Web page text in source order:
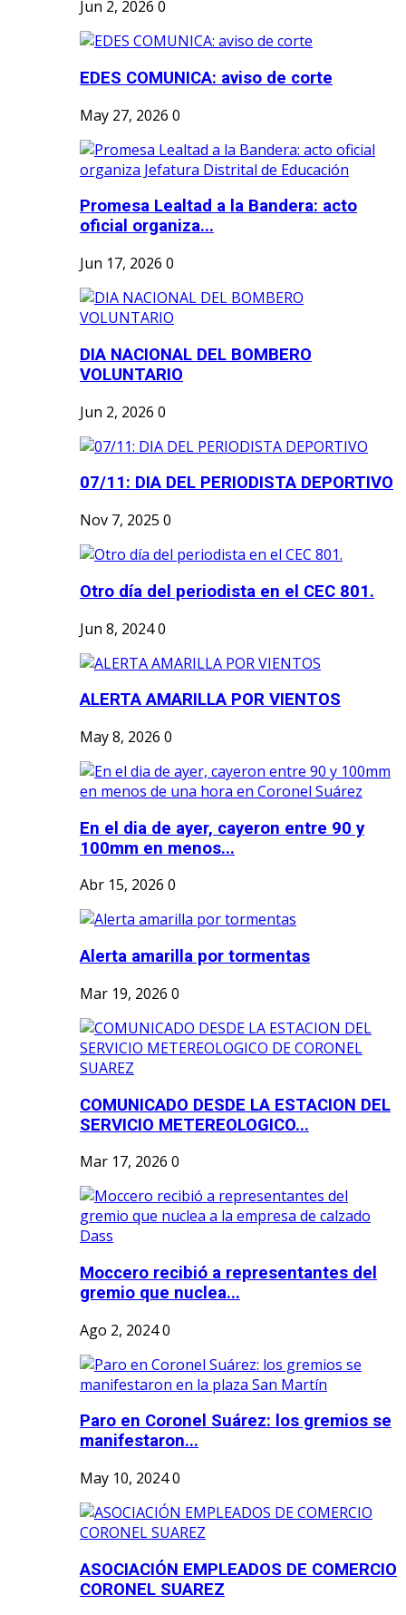
Jun 2, 2026 0
EDES COMUNICA: aviso de corte
May 27, 2026 0
Promesa Lealtad a la Bandera: acto
oficial organiza...
Jun 17, 2026 0
DIA NACIONAL DEL BOMBERO
VOLUNTARIO
Jun 2, 2026 0
07/11: DIA DEL PERIODISTA DEPORTIVO
Nov 7, 2025 0
Otro día del periodista en el CEC 801.
Jun 8, 20240
ALERTA AMARILLA POR VIENTOS
May 8, 2026 0
En el dia de ayer, cayeron entre 90 y
100mm en menos...
Abr 15, 2026 0
Alerta amarilla por tormentas
Mar 19, 2026 0
COMUNICADO DESDE LA ESTACION DEL
SERVICIO METEREOLOGICO...
Mar 17, 2026 0
Moccero recibió a representantes del
gremio que nuclea...
Ago 2, 20240
Paro en Coronel Suárez: los gremios se
manifestaron...
May 10, 20240
ASOCIACIÓN EMPLEADOS DE COMERCIO
CORONEL SUAREZ